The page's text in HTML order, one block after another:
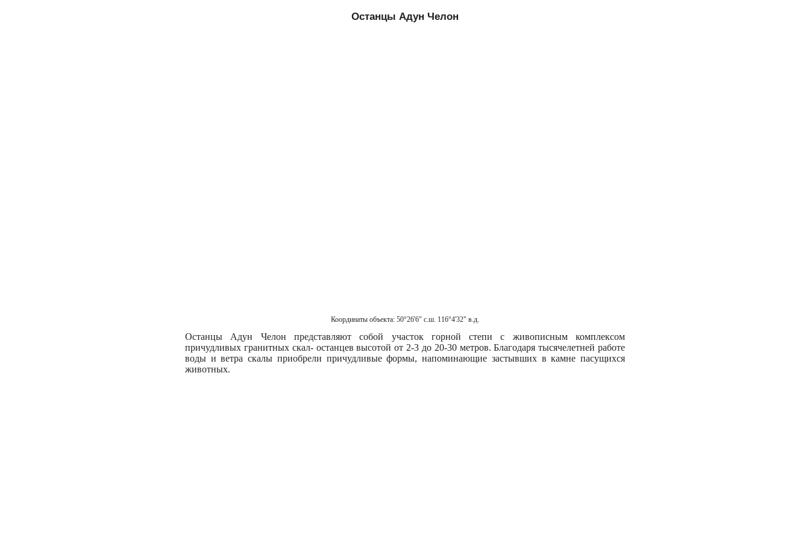
Останцы Адун Челон
Координаты объекта: 50°26'6" с.ш. 116°4'32" в.д.
Останцы Адун Челон представляют собой участок горной степи с живописным комплексом
причудливых гранитных скал- останцев высотой от 2-3 до 20-30 метров. Благодаря тысячелетней работе
воды и ветра скалы приобрели причудливые формы, напоминающие застывших в камне пасущихся
животных.